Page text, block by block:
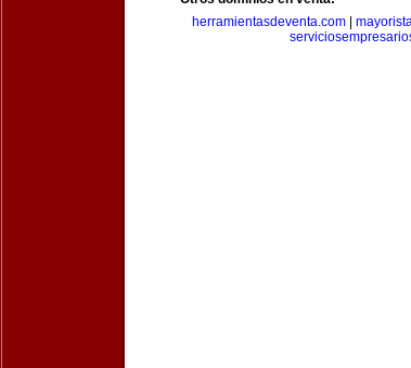
herramientasdeventa.com|